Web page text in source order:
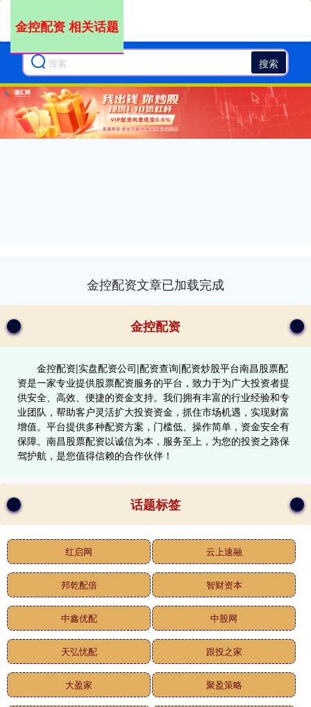
搜索
金控配资 相关话题
金控配资文章已加载完成
金控配资
金控配资|实盘配资公司|配资查询|配资炒股平台南昌股票配
资是一家专业提供股票配资服务的平台，致力于为广大投资者提
供安全、高效、便捷的资金支持。我们拥有丰富的行业经验和专
业团队，帮助客户灵活扩大投资资金，抓住市场机遇，实现财富
增值。平台提供多种配资方案，门槛低、操作简单，资金安全有
保障。南昌股票配资以诚信为本，服务至上，为您的投资之路保
驾护航，是您值得信赖的合作伙伴！
话题标签
红启网 云上速融
邦乾配倍 智财资本
中鑫优配 中股网
天弘忧配 跟投之家
大盈家 聚盈策略